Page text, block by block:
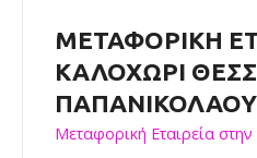
ΜΕΤΑΦΟΡΙΚΗ
ΚΑΛΟΧΩΡΙ
ΠΑΠΑΝΙΚΟΛΑΟΥ
Μεταφορική Εταιρεία